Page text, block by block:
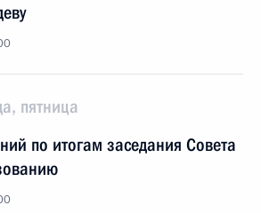
пятница
по итогам заседания Совета